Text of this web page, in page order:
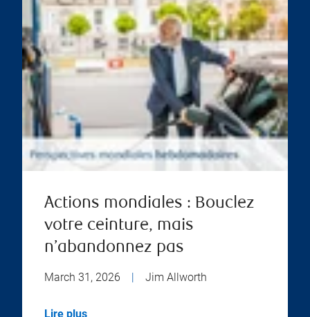
Actions mondiales : Bouclez
votre ceinture, mais
n’abandonnez pas
March 31, 2026 | Jim Allworth
Lire plus